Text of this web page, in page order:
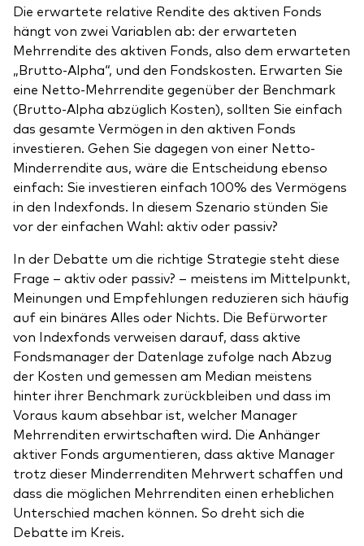
Ressourcen
Marktvolatilität
Research
Anbieterliste
Vanguard Modellportfolios
Vanguard Beratungsstudie
Die erwartete relative Rendite des aktiven Fonds
hängt von zwei Variablen ab: der erwarteten
Mehrrendite des aktiven Fonds, also dem erwarteten
„Brutto-Alpha“, und den Fondskosten. Erwarten Sie
eine Netto-Mehrrendite gegenüber der Benchmark
(Brutto-Alpha abzüglich Kosten), sollten Sie einfach
das gesamte Vermögen in den aktiven Fonds
investieren. Gehen Sie dagegen von einer Netto-
Minderrendite aus, wäre die Entscheidung ebenso
einfach: Sie investieren einfach 100% des Vermögens
in den Indexfonds. In diesem Szenario stünden Sie
vor der einfachen Wahl: aktiv oder passiv?
In der Debatte um die richtige Strategie steht diese
Frage – aktiv oder passiv? – meistens im Mittelpunkt,
Meinungen und Empfehlungen reduzieren sich häufig
auf ein binäres Alles oder Nichts. Die Befürworter
von Indexfonds verweisen darauf, dass aktive
Fondsmanager der Datenlage zufolge nach Abzug
der Kosten und gemessen am Median meistens
hinter ihrer Benchmark zurückbleiben und dass im
Voraus kaum absehbar ist, welcher Manager
Mehrrenditen erwirtschaften wird. Die Anhänger
aktiver Fonds argumentieren, dass aktive Manager
trotz dieser Minderrenditen Mehrwert schaffen und
dass die möglichen Mehrrenditen einen erheblichen
Unterschied machen können. So dreht sich die
Debatte im Kreis.